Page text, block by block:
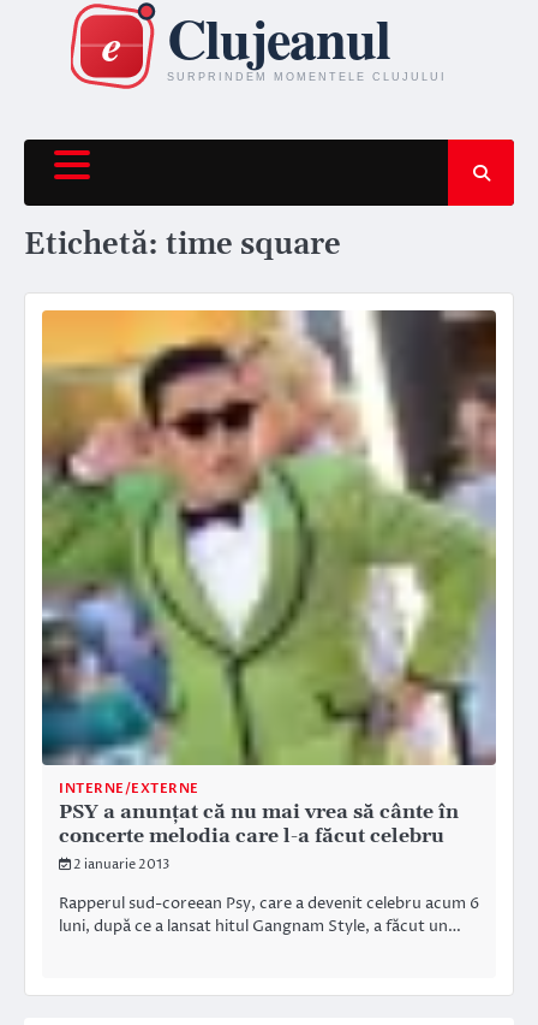
content
Etichetă: time square
INTERNE/EXTERNE
PSY a anunţat că nu mai vrea să cânte în
concerte melodia care l-a făcut celebru
2 ianuarie 2013
Rapperul sud-coreean Psy, care a devenit celebru acum 6
luni, după ce a lansat hitul Gangnam Style, a făcut un…